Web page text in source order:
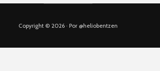
Copyright © 2026 · Por @heliobentzen